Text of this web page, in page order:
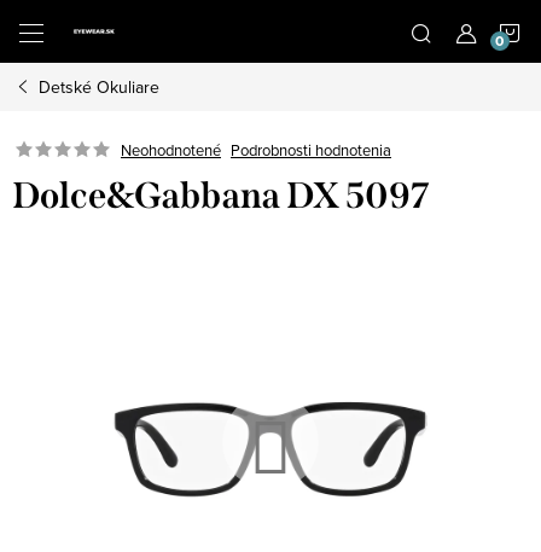
obsah
Detské Okuliare
Neohodnotené Podrobnosti hodnotenia
Dolce&Gabbana DX 5097